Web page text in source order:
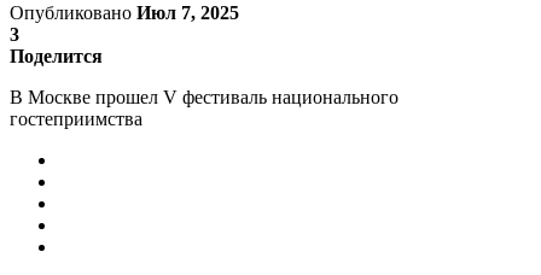
Опубликовано Июл 7, 2025
3
Поделится
В Москве прошел V фестиваль национального
гостеприимства